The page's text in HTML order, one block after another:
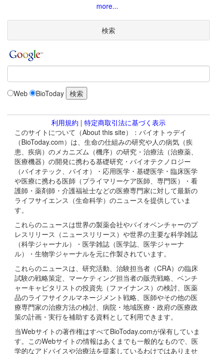
more...
検索
Web BioToday
利用規約 | 特定商取引法に基づく表示
このサイトについて（About this site）：バイオトゥデイ
（BioToday.com）は、生命の仕組みの研究や人の病気（疾
患、疾病）のメカニズム（機序）の研究・治療法（治療薬、
医療機器）の開発に携わる基礎研究・バイオテクノロジー
（バイオテック、バイオ）・応用医学・基礎医学・臨床医学
や医療に携わる医師（プライマリーケア医師、専門医）・看
護師・薬剤師・介護福祉士などの医療専門家に対して最新の
ライフサイエンス（生命科学）のニュースを提供していま
す。
これらのニュースは世界の製薬会社やバイオベンチャーのプ
レスリリース（ニュースリリース）や世界の主要な科学雑誌
（科学ジャーナル）・医学雑誌（医学誌、医学ジャーナ
ル）・生物学ジャーナルを元に作製されています。
これらのニュースは、研究活動、治験担当者（CRA）の臨床
試験の戦略策定、マーケティング担当者の販売戦略、ベンチ
ャーキャピタリストの投資先（ファイナンス）の検討、医薬
品のライフサイクルマネージメント戦略、医師やその他の医
療専門家の治療方法の検討、病院・地域医療・政府の医療政
策の計画・実行を補助する資料として利用できます。
当Webサイトの著作権はすべてBioToday.comが保有していま
す。このWebサイトの情報はあくまでも一般的なもので、医
学的なアドバイスや治療法を提案しているわけではありませ